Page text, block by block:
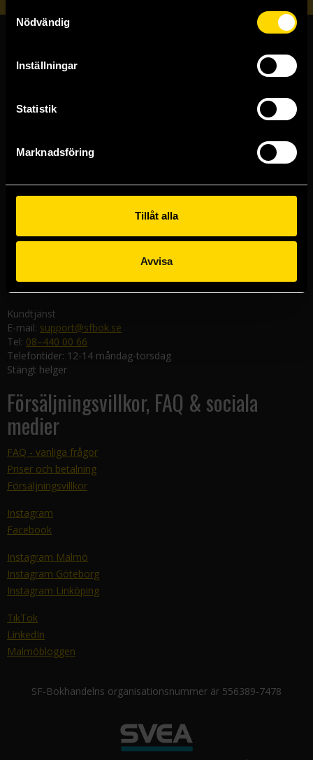
Nödvändig
Inställningar
Statistik
Marknadsföring
Tillåt alla
Avvisa
Butiker & kundtjänst
Västerlånggatan 48
Göteborgsbutiken
Kungsgatan 19
Malmöbutiken
582 19 Linköping
Kundtjänst
E-mail: support@sfbok.se
Tel: 08–440 00 66
Telefontider: 12-14 måndag-torsdag
Stängt helger
Försäljningsvillkor, FAQ & sociala
medier
FAQ - vanliga frågor
Priser och betalning
Försäljningsvillkor
Instagram
Facebook
Instagram Malmö
Instagram Göteborg
Instagram Linköping
TikTok
LinkedIn
Malmöbloggen
SF-Bokhandelns organisationsnummer är 556389-7478